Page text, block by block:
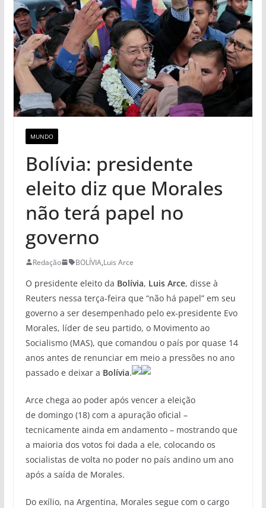
MUNDO
Bolívia: presidente
eleito diz que Morales
não terá papel no
governo
Redação BOLÍVIA,Luis Arce
O presidente eleito da Bolívia, Luis Arce, disse à
Reuters nessa terça-feira que “não há papel” em seu
governo a ser desempenhado pelo ex-presidente Evo
Morales, líder de seu partido, o Movimento ao
Socialismo (MAS), que comandou o país por quase 14
anos antes de renunciar em meio a pressões no ano
passado e deixar a Bolívia.
Arce chega ao poder após vencer a eleição
de domingo (18) com a apuração oficial –
tecnicamente ainda em andamento – mostrando que
a maioria dos votos foi dada a ele, colocando os
socialistas de volta no poder no país andino um ano
após a saída de Morales.
Do exílio, na Argentina, Morales segue com o cargo